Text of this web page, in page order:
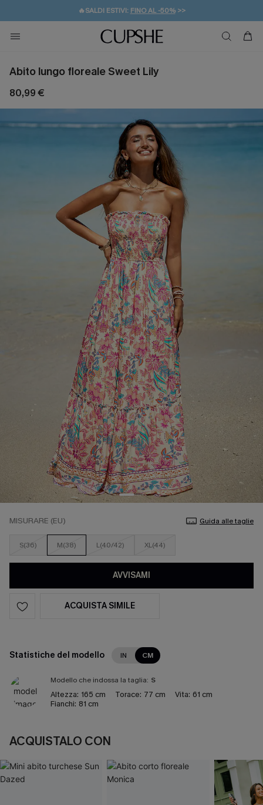
🔥SALDI ESTIVI: FINO AL -50%>>
🚚SPEDIZIONE GRATUITA DA 49€
💌REGALO PER I NUOVI: 20% DI SCONTO*
Abito lungo floreale Sweet Lily
80,99 €
MISURARE (EU) Guida alle taglie
S(36) M(38) L(40/42) XL(44)
AVVISAMI
ACQUISTA SIMILE
Statistiche del modello IN CM
Modello che indossa la taglia: S
Altezza: 165 cm Torace: 77 cm Vita: 61 cm
Fianchi: 81 cm
ACQUISTALO CON